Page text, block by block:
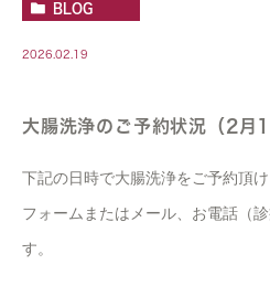
BLOG
2026.02.19
大腸洗浄のご予約状況（2月
下記の日時で大腸洗浄をご予約頂
フォームまたはメール、お電話（
す。